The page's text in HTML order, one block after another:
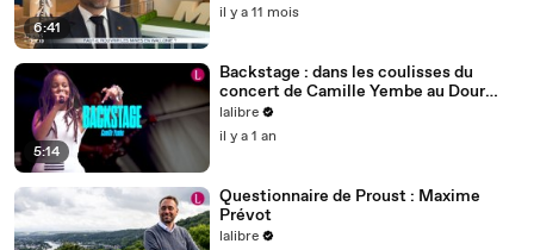
6:41
il y a 11 mois
5:14
Backstage : dans les coulisses du
concert de Camille Yembe au Dour
Festival
lalibre
il y a 1 an
Questionnaire de Proust : Maxime
Prévot
lalibre